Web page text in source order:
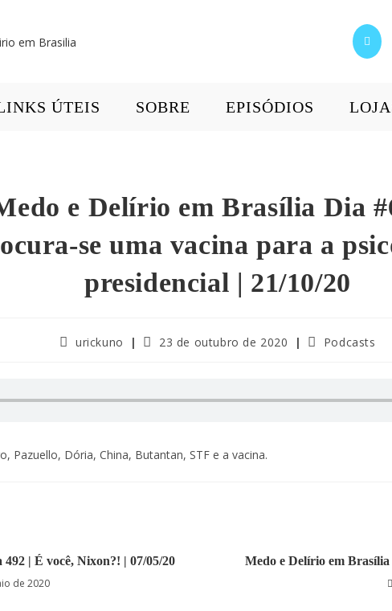
ÚTEIS SOBRE EPISÓDIOS
e Delírio em Brasília Dia
se uma vacina para a
presidencial | 21/10/20
urickuno 23 de outubro de 2020 Podcasts
Pazuello, Dória, China, Butantan, STF e a vacina.
| É você, Nixon?! | 07/05/20
de 2020
Medo e Delírio em